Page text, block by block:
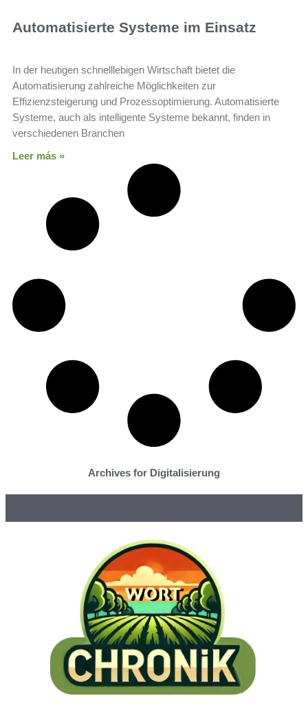
Automatisierte Systeme im Einsatz
In der heutigen schnelllebigen Wirtschaft bietet die
Automatisierung zahlreiche Möglichkeiten zur
Effizienzsteigerung und Prozessoptimierung. Automatisierte
Systeme, auch als intelligente Systeme bekannt, finden in
verschiedenen Branchen
Leer más »
Archives for Digitalisierung